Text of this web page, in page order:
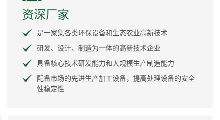
资深厂家
是一家集各类环保设备和生态农业高新技术
研发、设计、制造为一体的高新技术企业
具备核心技术研发能力和大规模生产制造能力
配备市场的先进生产加工设备，提高处理设备的安全
性稳定性